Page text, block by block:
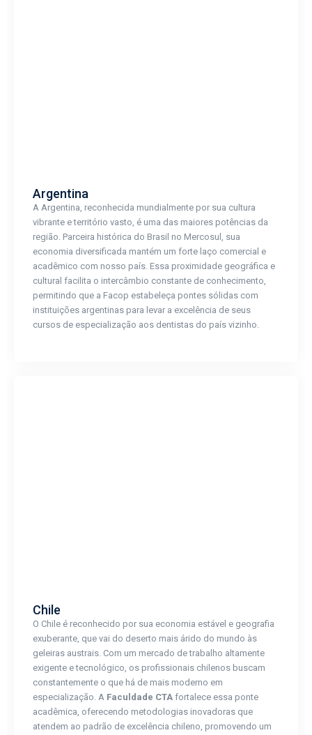
Argentina
A Argentina, reconhecida mundialmente por sua cultura
vibrante e território vasto, é uma das maiores potências da
região. Parceira histórica do Brasil no Mercosul, sua
economia diversificada mantém um forte laço comercial e
acadêmico com nosso país. Essa proximidade geográfica e
cultural facilita o intercâmbio constante de conhecimento,
permitindo que a Facop estabeleça pontes sólidas com
instituições argentinas para levar a excelência de seus
cursos de especialização aos dentistas do país vizinho.
Chile
O Chile é reconhecido por sua economia estável e geografia
exuberante, que vai do deserto mais árido do mundo às
geleiras austrais. Com um mercado de trabalho altamente
exigente e tecnológico, os profissionais chilenos buscam
constantemente o que há de mais moderno em
especialização. A Faculdade CTA fortalece essa ponte
acadêmica, oferecendo metodologias inovadoras que
atendem ao padrão de excelência chileno, promovendo um